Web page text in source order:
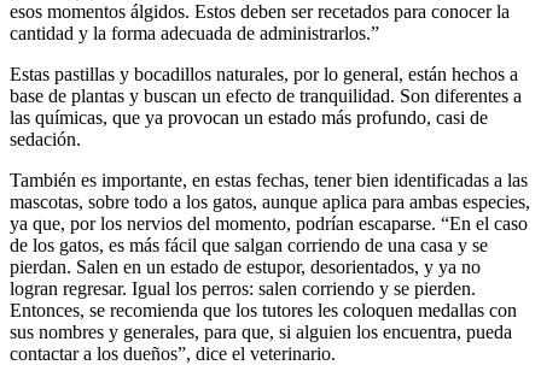
esos momentos álgidos. Estos deben ser recetados para conocer la
cantidad y la forma adecuada de administrarlos.”
Estas pastillas y bocadillos naturales, por lo general, están hechos a
base de plantas y buscan un efecto de tranquilidad. Son diferentes a
las químicas, que ya provocan un estado más profundo, casi de
sedación.
También es importante, en estas fechas, tener bien identificadas a las
mascotas, sobre todo a los gatos, aunque aplica para ambas especies,
ya que, por los nervios del momento, podrían escaparse. “En el caso
de los gatos, es más fácil que salgan corriendo de una casa y se
pierdan. Salen en un estado de estupor, desorientados, y ya no
logran regresar. Igual los perros: salen corriendo y se pierden.
Entonces, se recomienda que los tutores les coloquen medallas con
sus nombres y generales, para que, si alguien los encuentra, pueda
contactar a los dueños”, dice el veterinario.